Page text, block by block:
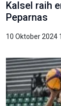
Kalsel raih
Peparnas
10 Oktober 2024